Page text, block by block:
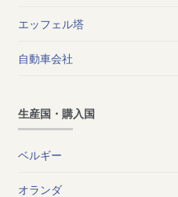
エッフェル塔
自動車会社
生産国・購入国
ベルギー
オランダ